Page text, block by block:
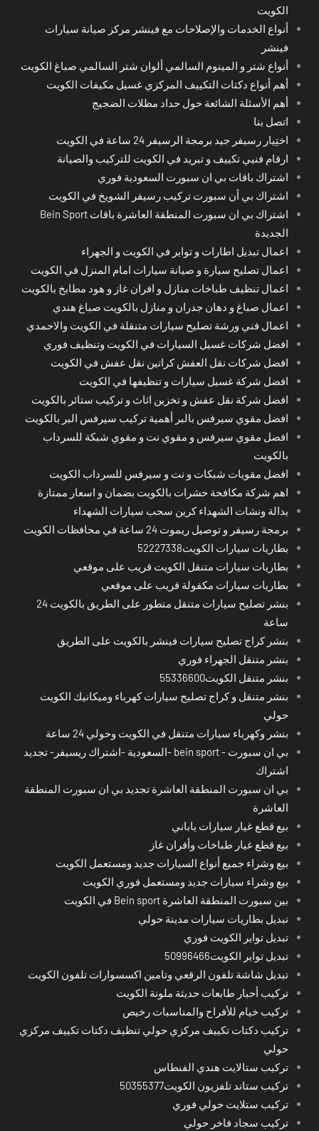
الكويت
أنواع الخدمات والإصلاحات مع فينشر مركز صيانة سيارات
فينشر
أنواع شتر و المينوم السالمي ألوان شتر السالمي صباغ الكويت
أهم أنواع دكتات التكييف المركزي غسيل مكيفات الكويت
أهم الأسئلة الشائعة حول حداد مظلات الضجيج
اتصل بنا
اختِيار رسيفر جيد برمجة الرسيفر 24 ساعة في الكويت
ارقام فنيي تكييف و تبريد في الكويت للتركيب والصيانة
اشتراك باقات بي ان سبورت السعودية فوري
اشتراك بي أن سبورت تركيب رسيفر الشويخ في الكويت
اشتراك بي ان سبورت المنطقة العاشرة باقات Bein Sport
الجديدة
اعمال تبديل اطارات و تواير في الكويت و الجهراء
اعمال تصليح سيارة و صيانة سيارات امام المنزل في الكويت
اعمال تنظيف طباخات منازل و افران غاز و هود مطابخ بالكويت
اعمال صباغ و دهان جدران و منازل بالكويت صباغ هندي
اعمال فني ورشة تصليح سيارات متنقلة في الكويت والاحمدي
افضل شركات غسيل السيارات في الكويت وتنظيف فوري
افضل شركات نقل العفش كراتين نقل عفش في الكويت
افضل شركة غسيل سيارات و تنظيفها في الكويت
افضل شركة نقل عفش و تخزين اثاث و تركيب ستائر بالكويت
افضل مقوي سيرفس بالبر أهمية تركيب سيرفس البر بالكويت
افضل مقوي سيرفس و مقوي نت و مقوي شبكة للسرداب
بالكويت
افضل مقويات شبكات و نت و سيرفس للسرداب الكويت
اهم شركة مكافحة حشرات بالكويت بضمان و اسعار ممتازة
بدالة ونشات الشهداء كرين سحب سيارات الشهداء
برمجة رسيفر و توصيل ريموت 24 ساعة في محافظات الكويت
بطاريات سيارات الكويت52227338
بطاريات سيارات متنقل الكويت قريب على موقعي
بطاريات سيارات مكفولة قريب على موقعي
بنشر تصليح سيارات متنقل متطور على الطريق بالكويت 24
ساعة
بنشر كراج تصليح سيارات فينشر بالكويت على الطريق
بنشر متنقل الجهراء فوري
بنشر متنقل الكويت55336600
بنشر متنقل و كراج تصليح سيارات كهرباء وميكانيك الكويت
حولي
بنشر وكهرباء سيارات متنقل في الكويت وحولي 24 ساعة
بي ان سبورت - bein sport -السعودية -اشتراك ريسيفر- تجديد
اشتراك
بي ان سبورت المنطقة العاشرة تجديد بي ان سبورت المنطقة
العاشرة
بيع قطع غيار سيارات ياباني
بيع قطع غيار طباخات وأفران غاز
بيع وشراء جميع أنواع السيارات جديد ومستعمل الكويت
بيع وشراء سيارات جديد ومستعمل فوري الكويت
بين سبورت المنطقة العاشرة Bein sport في الكويت
تبديل بطاريات سيارات مدينة حولي
تبديل تواير الكويت فوري
تبديل تواير الكويت50996466
تبديل شاشة تلفون الرقعي وتامين اكسسوارات تلفون الكويت
تركيب أحبار طابعات حديثة ملونة الكويت
تركيب خيام للأفراح والمناسبات رخيص
تركيب دكتات تكييف مركزي حولي تنظيف دكتات تكييف مركزي
حولي
تركيب ستالايت هندي الفنطاس
تركيب ستاند تلفزيون الكويت50355377
تركيب ستلايت حولي فوري
تركيب سجاد فاخر حولي